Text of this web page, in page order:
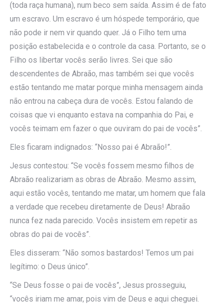
(toda raça humana), num beco sem saída. Assim é de fato
um escravo. Um escravo é um hóspede temporário, que
não pode ir nem vir quando quer. Já o Filho tem uma
posição estabelecida e o controle da casa. Portanto, se o
Filho os libertar vocês serão livres. Sei que são
descendentes de Abraão, mas também sei que vocês
estão tentando me matar porque minha mensagem ainda
não entrou na cabeça dura de vocês. Estou falando de
coisas que vi enquanto estava na companhia do Pai, e
vocês teimam em fazer o que ouviram do pai de vocês”.
Eles ficaram indignados: “Nosso pai é Abraão!”.
Jesus contestou: “Se vocês fossem mesmo filhos de
Abraão realizariam as obras de Abraão. Mesmo assim,
aqui estão vocês, tentando me matar, um homem que fala
a verdade que recebeu diretamente de Deus! Abraão
nunca fez nada parecido. Vocês insistem em repetir as
obras do pai de vocês”.
Eles disseram: “Não somos bastardos! Temos um pai
legítimo: o Deus único”.
“Se Deus fosse o pai de vocês”, Jesus prosseguiu,
“vocês iriam me amar, pois vim de Deus e aqui cheguei.